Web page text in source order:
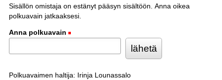
Sisällön omistaja on estänyt pääsyn sisältöön. Anna oikea
polkuavain jatkaaksesi.
Anna polkuavain
Polkuavaimen haltija: Irinja Lounassalo